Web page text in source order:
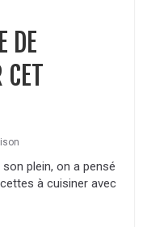
DE
CET
plein, on a pensé
à cuisiner avec